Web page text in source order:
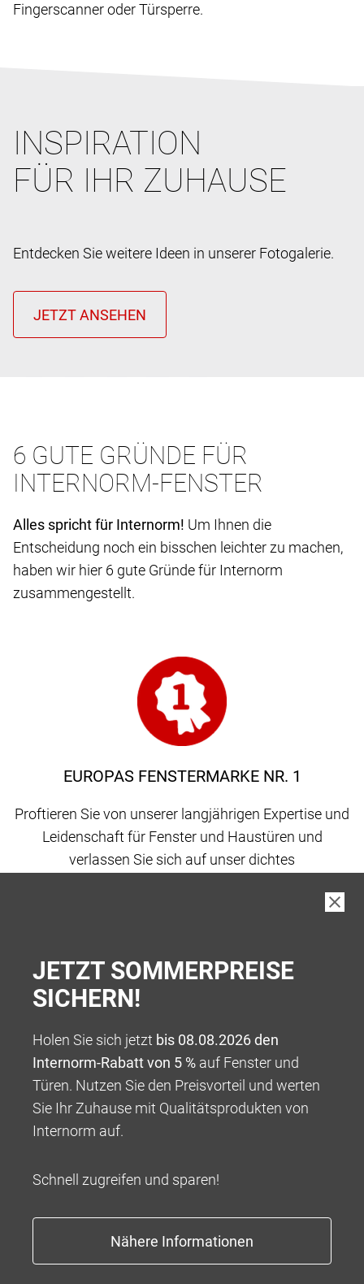
Fingerscanner oder Türsperre.
INSPIRATION
FÜR IHR ZUHAUSE
Entdecken Sie weitere Ideen in unserer Fotogalerie.
6 GUTE GRÜNDE FÜR
INTERNORM-FENSTER
Alles spricht für Internorm! Um Ihnen die
Entscheidung noch ein bisschen leichter zu machen,
haben wir hier 6 gute Gründe für Internorm
zusammengestellt.
EUROPAS FENSTERMARKE NR. 1
Proftieren Sie von unserer langjährigen Expertise und
Leidenschaft für Fenster und Haustüren und
verlassen Sie sich auf unser dichtes
100 % VERANTWORTUNG
Wir bieten Ihnen ein Rundum-sorglos-Paket für die
beginnend mit einer kompetenten Beratung über eine
Garantieleistungen, die weit über das übliche Maß
hinausgehen.
JETZT SOMMERPREISE
SICHERN!
Holen Sie sich jetzt bis 08.08.2026 den
Internorm-Rabatt von 5 % auf Fenster und
Türen. Nutzen Sie den Preisvorteil und werten
Sie Ihr Zuhause mit Qualitätsprodukten von
Internorm auf.
Schnell zugreifen und sparen!